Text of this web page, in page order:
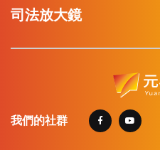
司法放大鏡
我們的社群